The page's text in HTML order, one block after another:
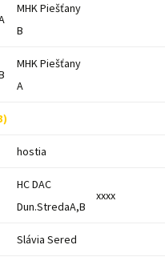
MHK Piešťany
B
MHK Piešťany
A
hostia
HC DAC
Dun.StredaA,B
xxxx
Slávia Sered